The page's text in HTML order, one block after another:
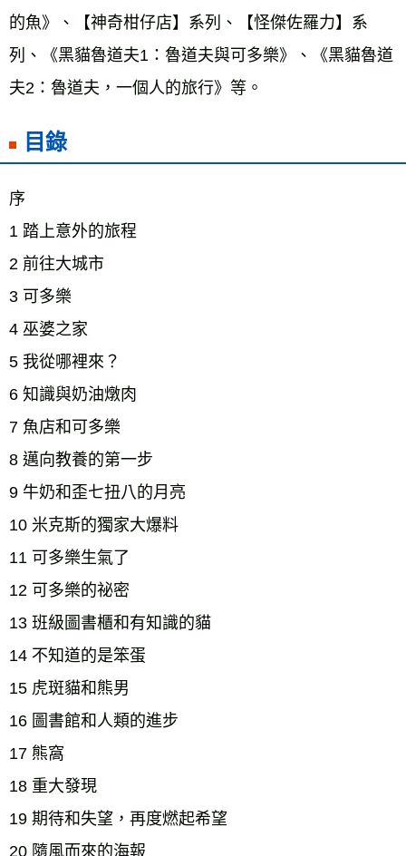
的魚》、【神奇柑仔店】系列、【怪傑佐羅力】系
列、《黑貓魯道夫1：魯道夫與可多樂》、《黑貓魯道
夫2：魯道夫，一個人的旅行》等。
目錄
序
1 踏上意外的旅程
2 前往大城市
3 可多樂
4 巫婆之家
5 我從哪裡來？
6 知識與奶油燉肉
7 魚店和可多樂
8 邁向教養的第一步
9 牛奶和歪七扭八的月亮
10 米克斯的獨家大爆料
11 可多樂生氣了
12 可多樂的祕密
13 班級圖書櫃和有知識的貓
14 不知道的是笨蛋
15 虎斑貓和熊男
16 圖書館和人類的進步
17 熊窩
18 重大發現
19 期待和失望，再度燃起希望
20 隨風而來的海報